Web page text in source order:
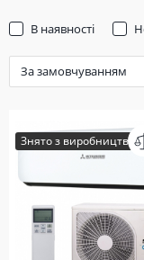
В наявності
Знято з виробництва